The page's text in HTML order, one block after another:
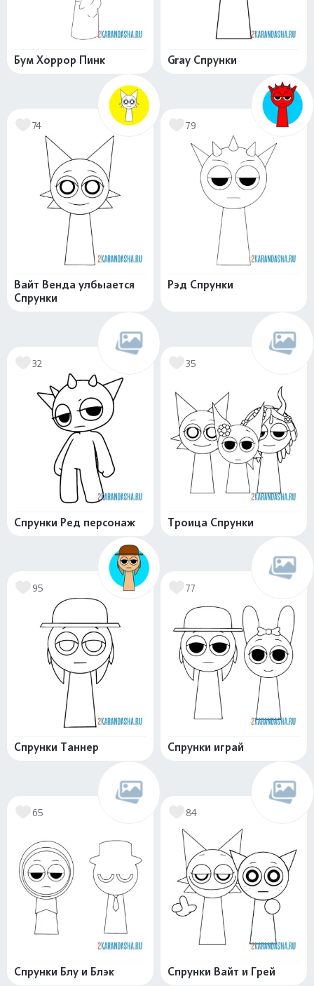
Бум Хоррор Пинк Gray Спрунки
74
Вайт Венда улбыается
Спрунки
79
Рэд Спрунки
32
Спрунки Ред персонаж
35
Троица Спрунки
95
Спрунки Таннер
77
Спрунки играй
65
Спрунки Блу и Блэк
84
Спрунки Вайт и Грей